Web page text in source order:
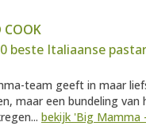
COOK
beste Italiaanse
team geeft in maar
maar een bundeling
bekijk 'Big Mamma